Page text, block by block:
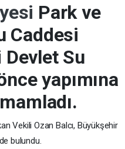
Park ve
Caddesi
Devlet Su
yapımına
Vekili Ozan Balcı, Büyükşehir
bulundu.